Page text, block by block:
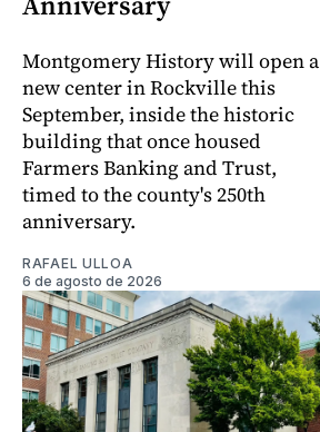
Montgomery History will open a
new center in Rockville this
September, inside the historic
building that once housed
Farmers Banking and Trust,
timed to the county's 250th
anniversary.
RAFAEL ULLOA
6 de agosto de 2026